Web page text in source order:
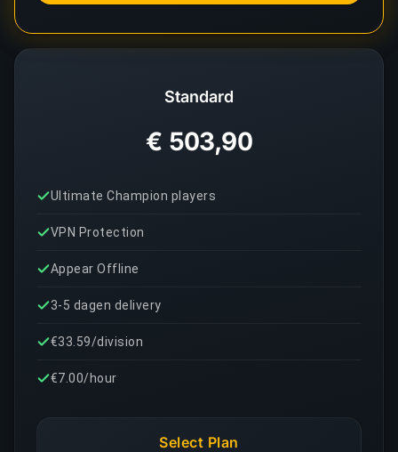
Standard
€ 503,90
Ultimate Champion players
VPN Protection
Appear Offline
3-5 dagen delivery
€33.59/division
€7.00/hour
Select Plan